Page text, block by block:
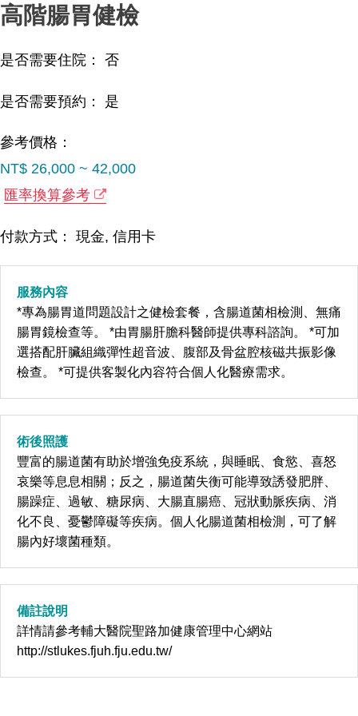
高階腸胃健檢
是否需要住院： 否
是否需要預約： 是
參考價格：
NT$ 26,000 ~ 42,000
匯率換算參考
付款方式： 現金, 信用卡
服務內容
*專為腸胃道問題設計之健檢套餐，含腸道菌相檢測、無痛
腸胃鏡檢查等。 *由胃腸肝膽科醫師提供專科諮詢。 *可加
選搭配肝臟組織彈性超音波、腹部及骨盆腔核磁共振影像
檢查。 *可提供客製化內容符合個人化醫療需求。
術後照護
豐富的腸道菌有助於增強免疫系統，與睡眠、食慾、喜怒
哀樂等息息相關；反之，腸道菌失衡可能導致誘發肥胖、
腸躁症、過敏、糖尿病、大腸直腸癌、冠狀動脈疾病、消
化不良、憂鬱障礙等疾病。個人化腸道菌相檢測，可了解
腸內好壞菌種類。
備註說明
詳情請參考輔大醫院聖路加健康管理中心網站
http://stlukes.fjuh.fju.edu.tw/